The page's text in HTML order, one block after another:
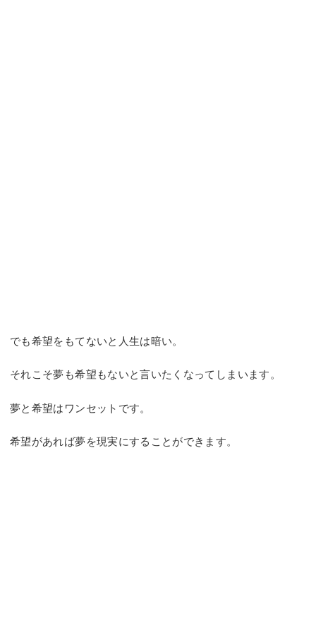
でも希望をもてないと人生は暗い。
それこそ夢も希望もないと言いたくなってしまいます。
夢と希望はワンセットです。
希望があれば夢を現実にすることができます。